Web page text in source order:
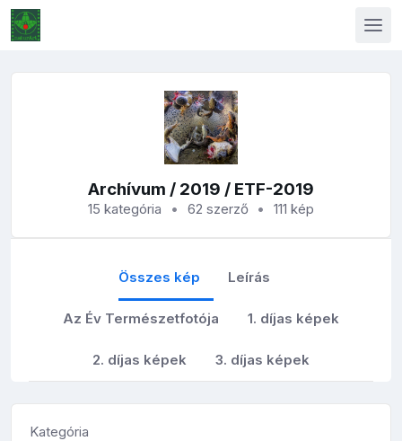
Archívum / 2019 / ETF-2019
15 kategória 62 szerző 111 kép
Összes kép Leírás
Az Év Természetfotója 1. díjas képek
2. díjas képek 3. díjas képek
Kategória